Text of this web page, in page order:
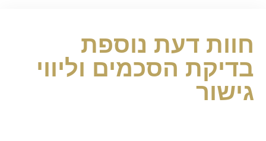
חוות דעת נוספת
בדיקת הסכמים וליווי
גישור